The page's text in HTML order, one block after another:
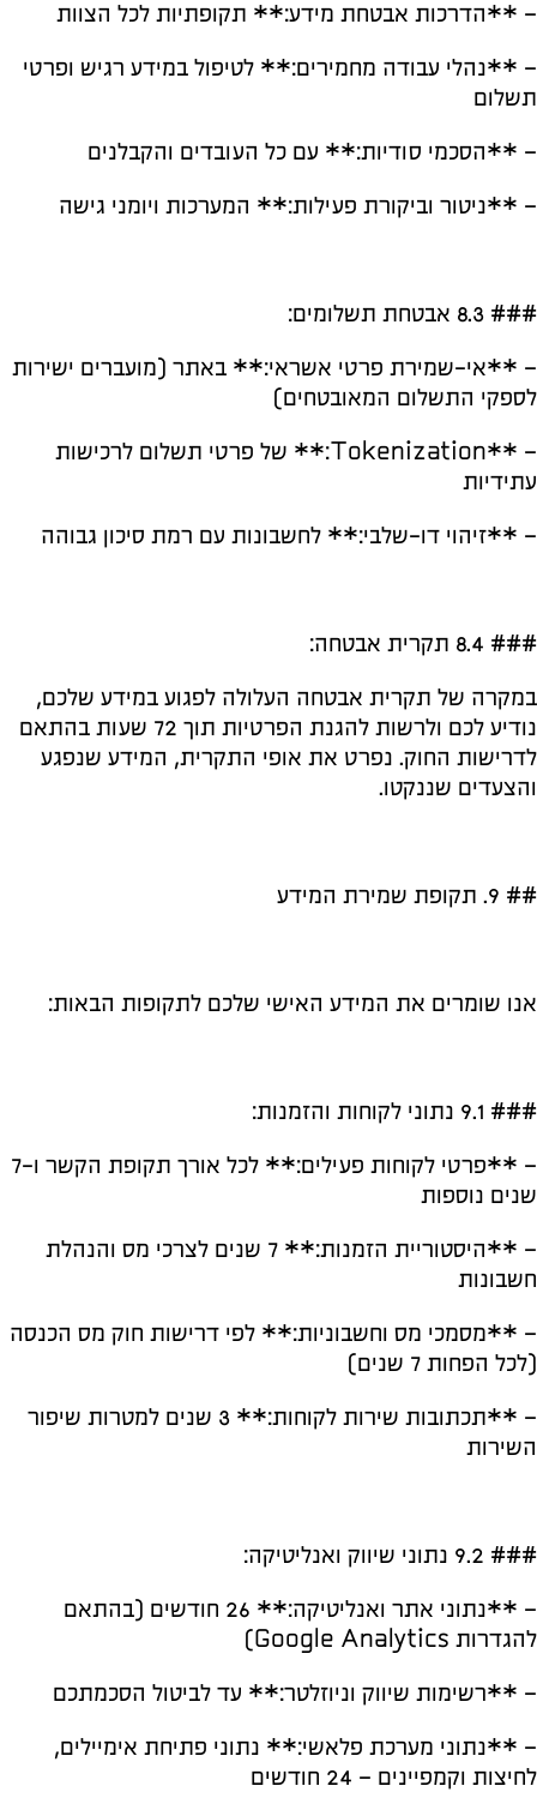
– **הדרכות אבטחת מידע:** תקופתיות לכל הצוות
– **נהלי עבודה מחמירים:** לטיפול במידע רגיש ופרטי
תשלום
– **הסכמי סודיות:** עם כל העובדים והקבלנים
– **ניטור וביקורת פעילות:** המערכות ויומני גישה
### 8.3 אבטחת תשלומים:
– **אי-שמירת פרטי אשראי:** באתר (מועברים ישירות
לספקי התשלום המאובטחים)
– **Tokenization:** של פרטי תשלום לרכישות
עתידיות
– **זיהוי דו-שלבי:** לחשבונות עם רמת סיכון גבוהה
### 8.4 תקרית אבטחה:
במקרה של תקרית אבטחה העלולה לפגוע במידע שלכם,
נודיע לכם ולרשות להגנת הפרטיות תוך 72 שעות בהתאם
לדרישות החוק. נפרט את אופי התקרית, המידע שנפגע
והצעדים שננקטו.
## 9. תקופת שמירת המידע
אנו שומרים את המידע האישי שלכם לתקופות הבאות:
### 9.1 נתוני לקוחות והזמנות:
– **פרטי לקוחות פעילים:** לכל אורך תקופת הקשר ו-7
שנים נוספות
– **היסטוריית הזמנות:** 7 שנים לצרכי מס והנהלת
חשבונות
– **מסמכי מס וחשבוניות:** לפי דרישות חוק מס הכנסה
(לכל הפחות 7 שנים)
– **תכתובות שירות לקוחות:** 3 שנים למטרות שיפור
השירות
### 9.2 נתוני שיווק ואנליטיקה:
– **נתוני אתר ואנליטיקה:** 26 חודשים (בהתאם
להגדרות Google Analytics)
– **רשימות שיווק וניוזלטר:** עד לביטול הסכמתכם
– **נתוני מערכת פלאשי:** נתוני פתיחת אימיילים,
לחיצות וקמפיינים – 24 חודשים